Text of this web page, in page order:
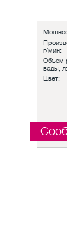
г/мин:
Объем
воды, л:
Цвет: